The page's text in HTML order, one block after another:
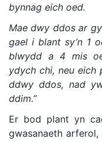
bynnag eich oed.
Mae dwy ddos ar
gael i blant sy’n 1
blwydd a 4 mis
ydych chi, neu eich
ddwy ddos, nad
ddim.”
Er bod plant yn
gwasanaeth